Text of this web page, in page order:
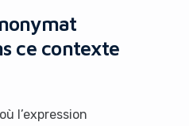
ce contexte
l’expression